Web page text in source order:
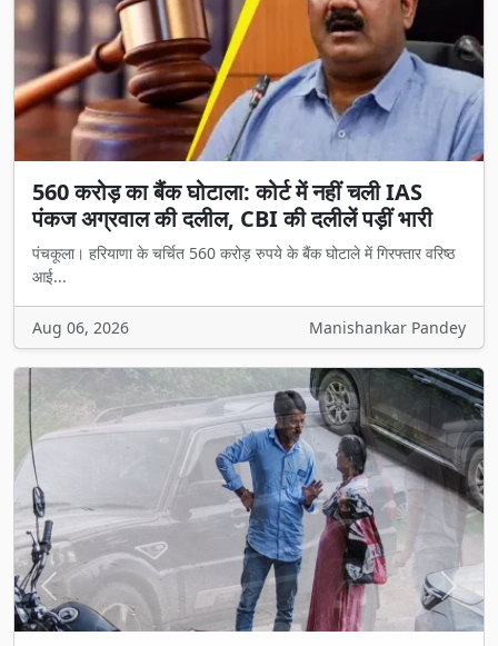
560 करोड़ का बैंक घोटाला: कोर्ट में नहीं चली IAS
पंकज अग्रवाल की दलील, CBI की दलीलें पड़ीं भारी
पंचकूला। हरियाणा के चर्चित 560 करोड़ रुपये के बैंक घोटाले में गिरफ्तार वरिष्ठ
आई...
Aug 06, 2026 Manishankar Pandey
Previous Next